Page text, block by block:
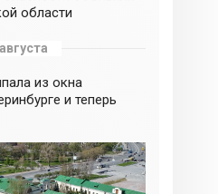
области
из окна
и теперь